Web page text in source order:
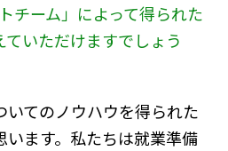
チーム」によって得られた
いただけますでしょう
いてのノウハウを得られた
います。私たちは就業準備